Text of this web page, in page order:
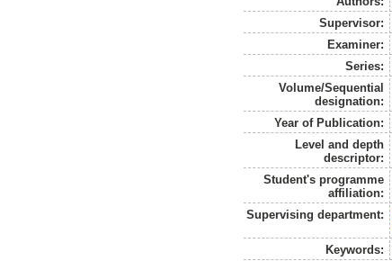
Supervisor:
Examiner:
Series:
Volume/Sequential
designation:
Year of Publication:
Level and depth
descriptor:
Student's programme
affiliation:
Supervising department:
Keywords: